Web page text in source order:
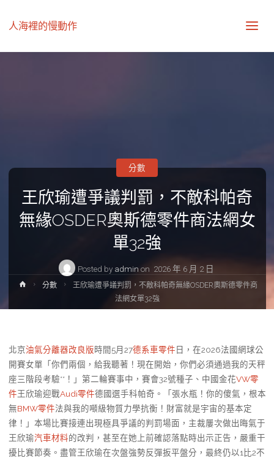
人海裡的慢動作
王欣瑜遭爭議判罰，不敵科帕奇
無緣OSDER奧斯德零件商法網女
單32強
Posted by admin on 2026 年 6 月 2 日
分數
Home分數
王欣瑜遭爭議判罰，不敵科帕奇無緣OSDER奧斯德零件商
法網女單32強
北京油氣分離器改良版時間5月27德系車零件 日，在2026法國網球公
開賽女單「你們兩個，給我聽著！現在開始，你們必須通過我的天秤
座三階段考驗**！」第二輪賽事中，賽會32號種子、中國金花VW零
件王欣瑜迎戰Audi零件德國選手科帕奇。「張水瓶！你的傻氣，根本
無BMW零件法與我的噸級物質力學抗衡！財富就是宇宙的基本定
律！」本場比賽接連出現極具爭議的判罰場面，主裁屢次做出晦氣于
王欣瑜汽車材料的改判，甚至在她上前確認落點時出示正告，嚴重干
擾比賽節奏。盡管王欣瑜在次盤強勢反彈扳平盤分，最終仍以1比2不